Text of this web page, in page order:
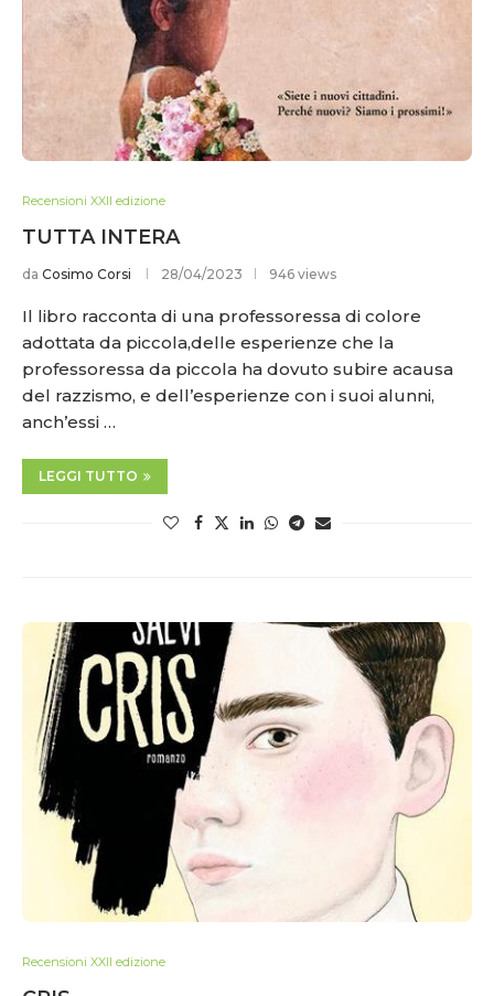
Recensioni XXII edizione
TUTTA INTERA
da Cosimo Corsi 28/04/2023 946 views
Il libro racconta di una professoressa di colore
adottata da piccola,delle esperienze che la
professoressa da piccola ha dovuto subire acausa
del razzismo, e dell’esperienze con i suoi alunni,
anch’essi …
LEGGI TUTTO
Recensioni XXII edizione